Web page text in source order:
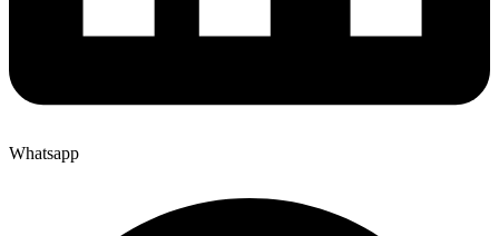
Whatsapp